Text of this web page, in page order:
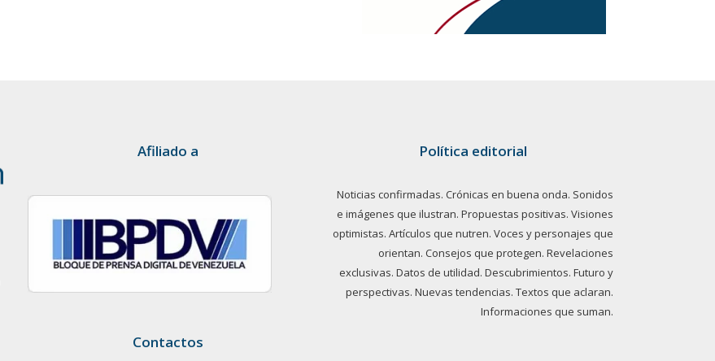
Afiliado a
Contactos
Política editorial
Noticias confirmadas. Crónicas en buena onda. Sonidos
e imágenes que ilustran. Propuestas positivas. Visiones
optimistas. Artículos que nutren. Voces y personajes que
orientan. Consejos que protegen. Revelaciones
exclusivas. Datos de utilidad. Descubrimientos. Futuro y
perspectivas. Nuevas tendencias. Textos que aclaran.
Informaciones que suman.